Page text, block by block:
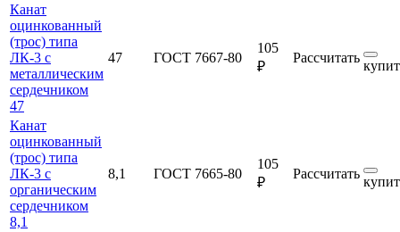
Канат
оцинкованный
(трос) типа
ЛК-3 с
металлическим
сердечником
47
47 ГОСТ 7667-80
105
₽
Рассчитать
Канат
оцинкованный
(трос) типа
ЛК-3 с
органическим
сердечником
8,1
8,1 ГОСТ 7665-80
105
₽
Рассчитать